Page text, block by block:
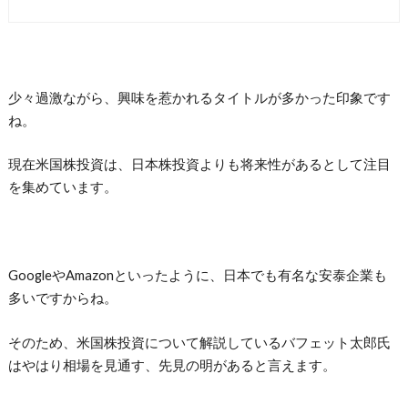
少々過激ながら、興味を惹かれるタイトルが多かった印象です
ね。
現在米国株投資は、日本株投資よりも将来性があるとして注目
を集めています。
GoogleやAmazonといったように、日本でも有名な安泰企業も
多いですからね。
そのため、米国株投資について解説しているバフェット太郎氏
はやはり相場を見通す、先見の明があると言えます。